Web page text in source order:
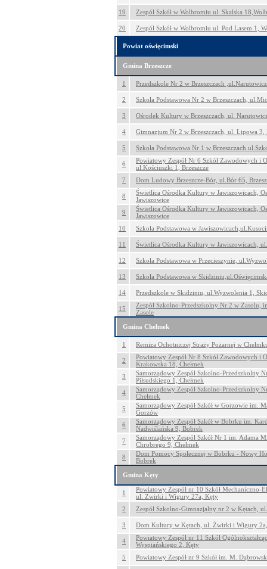
19 Zespół Szkół w Wolbromiu ul. Skalska
20 Zespół Szkół w Wolbromiu ul. Pod Lasem 1,
Powiat oświęcimski
Gmina Brzeszcze
1 Przedszkole Nr 2 w Brzeszczach
2 Szkoła Podstawowa Nr 2 w Brzeszczach,
3 Ośrodek Kultury w Brzeszczach, ul.
4 Gimnazjum Nr 2 w Brzeszczach, ul. Lipowa 3,
5 Szkoła Podstawowa Nr 1 w Brzeszczach
6
Powiatowy Zespół Nr 6 Szkół Zawodowych i
ul.Kościuszki 1, Brzeszcze
7
Dom Ludowy Brzeszcze-Bór, ul.Bór 65,
8
Świetlica Ośrodka Kultury w Jawiszowicach,
Jawiszowice
9
Świetlica Ośrodka Kultury w Jawiszowicach,
Jawiszowice
10
Szkoła Podstawowa w
11 Świetlica Ośrodka Kultury w Jawiszowicach,
12 Szkoła Podstawowa w Przecieszynie,
13 Szkoła Podstawowa w
14 Przedszkole w Skidziniu, ul.Wyzwolenia 1,
15
Zespół Szkolno-Przedszkolny Nr 2 w Zasolu,
Zasole
Gmina Chełmek
1 Remiza Ochotniczej Straży Pożarnej w
2
Powiatowy Zespół Nr 8 Szkół Zawodowych i
Krakowska 18, Chełmek
3
Samorządowy Zespół Szkolno-Przedszkolny
Piłsudskiego 1, Chełmek
4
Samorządowy Zespół Szkolno-Przedszkolny
Chełmek
5
Samorządowy Zespół Szkół w Gorzowie im.
Gorzów
6
Samorządowy Zespół Szkół w Bobrku im.
Nadwiślańska 9, Bobrek
7
Samorządowy Zespół Szkół Nr 1 im. Adama
Chrobrego 9, Chełmek
8
Dom Pomocy Społecznej w Bobrku - Nowy
Bobrek
Gmina Kęty
1
Powiatowy Zespół nr 10 Szkół
ul. Żwirki i Wigury 27a, Kęty
2
Zespół Szkolno-Gimnazjalny nr 2 w Kętach,
3 Dom Kultury w Kętach, ul. Żwirki i Wigury
4
Powiatowy Zespół nr 11 Szkół
Wyspiańskiego 2, Kęty
5
Powiatowy Zespół nr 9 Szkół im. M.